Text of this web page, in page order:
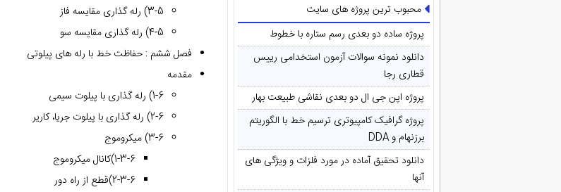
محبوب ترین پروژه های سایت
پروژه ساده دو بعدی رسم ستاره با خطوط
دانلود نمونه سوالات آزمون استخدامی رییس
قطاری رجا
پروژه اپن جی ال دو بعدی نقاشی طبیعت بهار
پروژه گرافیک کامپیوتری ترسیم خط با الگوریتم
برزنهام و DDA
دانلود تحقیق آماده در مورد فلزات و ویژگی های
آنها
3-5) رله گذاری مقایسه فاز
4-5) رله گذاری مقایسه سو
فصل ششم : حفاظت خط با رله های پیلوتی
مقدمه
1-6) رله گذاری با پیلوت سیمی
2-6) رله گذاری با پیلوت جریا، کاریر
3-6) میکروموج
1-3-6)کانال میکروموج
2-3-6)قطع از راه دور